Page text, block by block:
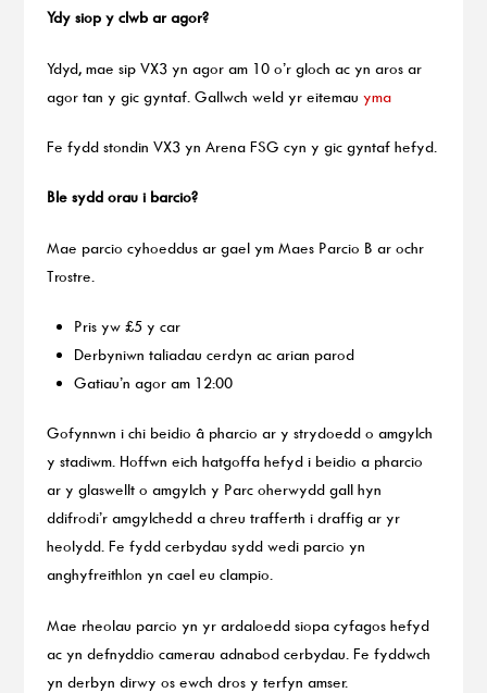
Ydy siop y clwb ar agor?
Ydyd, mae sip VX3 yn agor am 10 o’r gloch ac yn aros ar
agor tan y gic gyntaf. Gallwch weld yr eitemau yma
Fe fydd stondin VX3 yn Arena FSG cyn y gic gyntaf hefyd.
Ble sydd orau i barcio?
Mae parcio cyhoeddus ar gael ym Maes Parcio B ar ochr
Trostre.
Pris yw £5 y car
Derbyniwn taliadau cerdyn ac arian parod
Gatiau’n agor am 12:00
Gofynnwn i chi beidio â pharcio ar y strydoedd o amgylch
y stadiwm. Hoffwn eich hatgoffa hefyd i beidio a pharcio
ar y glaswellt o amgylch y Parc oherwydd gall hyn
ddifrodi’r amgylchedd a chreu trafferth i draffig ar yr
heolydd. Fe fydd cerbydau sydd wedi parcio yn
anghyfreithlon yn cael eu clampio.
Mae rheolau parcio yn yr ardaloedd siopa cyfagos hefyd
ac yn defnyddio camerau adnabod cerbydau. Fe fyddwch
yn derbyn dirwy os ewch dros y terfyn amser.